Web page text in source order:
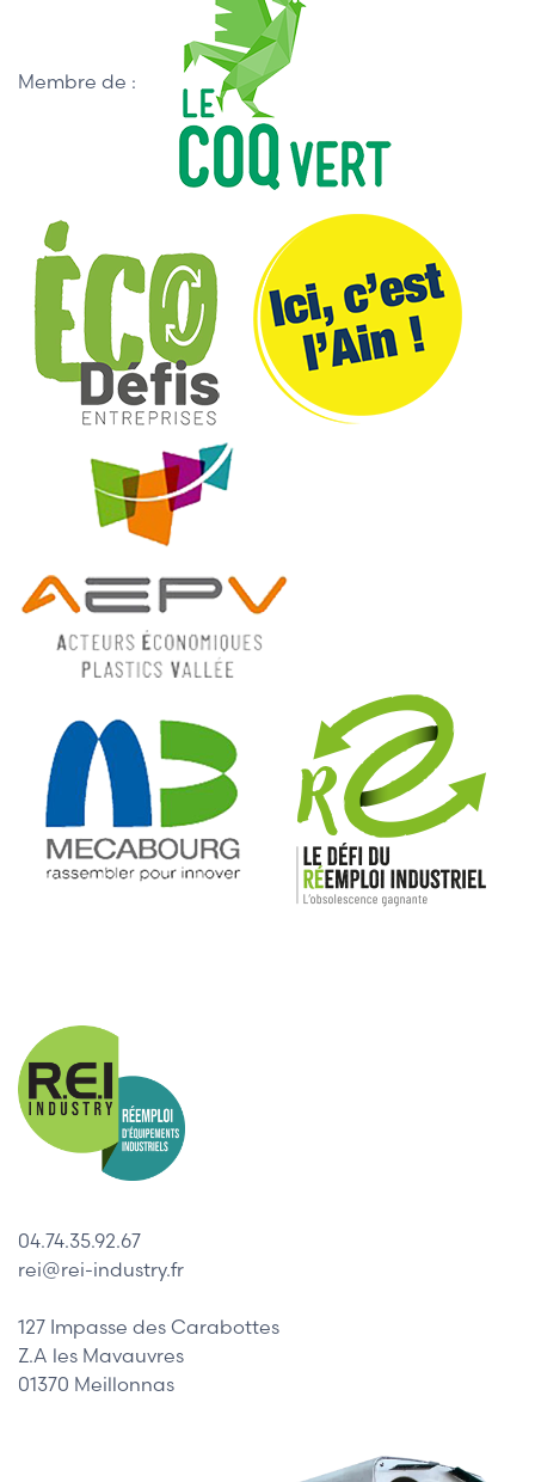
Membre de :
04.74.35.92.67
rei@rei-industry.fr
127 Impasse des Carabottes
Z.A les Mavauvres
01370 Meillonnas